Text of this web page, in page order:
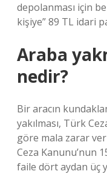
depolanması için
kişiye” 89 TL idari
Araba
nedir?
Bir aracın
yakılması, Türk
göre mala zarar
Ceza Kanunu’nun
faile dört aydan üç